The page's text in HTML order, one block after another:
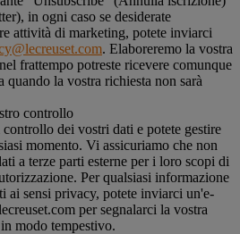
in ogni caso se desiderate
attività di marketing, potete inviarci
. Elaboreremo la vostra
frattempo potreste ricevere comunque
la vostra richiesta non sarà
controllo
dei vostri dati e potete gestire
momento. Vi assicuriamo che non
a terze parti esterne per i loro scopi di
Per qualsiasi informazione
ai sensi privacy, potete inviarci un'e-
per segnalarci la vostra
modo tempestivo.